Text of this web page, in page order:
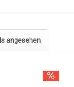
angesehen